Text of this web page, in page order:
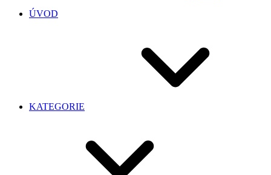
ÚVOD
KATEGORIE